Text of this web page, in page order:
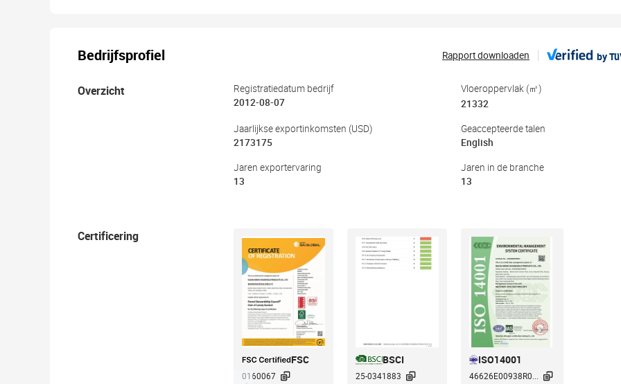
Bedrijfsprofiel Rapport downloaden by
Overzicht
Registratiedatum bedrijf
2012-08-07
Vloeroppervlak (㎡)
21332
Jaarlijkse exportinkomsten (USD)
2173175
Geaccepteerde talen
English
Jaren exportervaring
13
Jaren in de branche
13
Certificering
FSC
0160067 
BSCI
25-0341883 
ISO14001
46626E00938R0... 